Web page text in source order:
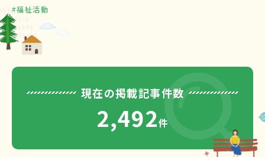
#福祉活動
現在の掲載記事件数
2,492件